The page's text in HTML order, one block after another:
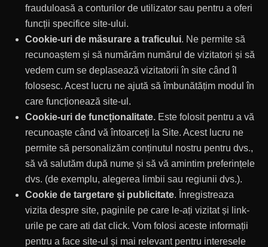
frauduloasă a conturilor de utilizator sau pentru a oferi
funcții specifice site-ului.
Cookie-uri de măsurare a traficului. Ne permite să
recunoaștem și să numărăm numărul de vizitatori și să
vedem cum se deplasează vizitatorii în site când îl
folosesc. Acest lucru ne ajută să îmbunătățim modul în
care funcționează site-ul.
Cookie-uri de funcționalitate.Este folosit pentru a vă
recunoaște când vă întoarceți la Site. Acest lucru ne
permite să personalizăm conținutul nostru pentru dvs.,
să vă salutăm după nume și să vă amintim preferințele
dvs. (de exemplu, alegerea limbii sau regiunii dvs.).
Cookie de targetare și publicitate. Înregistreaza
vizita despre site, paginile pe care le-ați vizitat și link-
urile pe care ati dat click. Vom folosi aceste informații
pentru a face site-ul și mai relevant pentru interesele